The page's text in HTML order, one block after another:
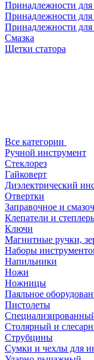
Принадлежности для
Принадлежности для
Принадлежности для
Смазка
Щетки статора
Все категории
Ручной инструмент
Стеклорез
Гайковерт
Диэлектрический
Отвертки
Заправочное и
Клепатели и
Ключи
Магнитные ручки,
Наборы
Напильники
Ножи
Ножницы
Паяльное
Пистолеты
Столярный и
Струбцины
Сумки и чехлы для